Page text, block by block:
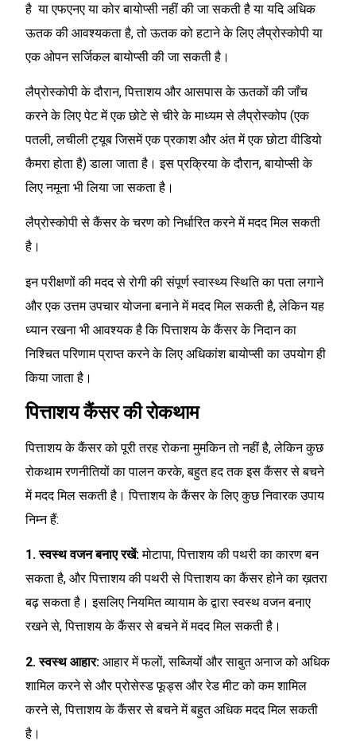
है या एफएनए या कोर बायोप्सी नहीं की जा सकती है या यदि अधिक
ऊतक की आवश्यकता है, तो ऊतक को हटाने के लिए लैप्रोस्कोपी या
एक ओपन सर्जिकल बायोप्सी की जा सकती है।
लैप्रोस्कोपी के दौरान, पित्ताशय और आसपास के ऊतकों की जाँच
करने के लिए पेट में एक छोटे से चीरे के माध्यम से लैप्रोस्कोप (एक
पतली, लचीली ट्यूब जिसमें एक प्रकाश और अंत में एक छोटा वीडियो
कैमरा होता है) डाला जाता है। इस प्रक्रिया के दौरान, बायोप्सी के
लिए नमूना भी लिया जा सकता है।
लैप्रोस्कोपी से कैंसर के चरण को निर्धारित करने में मदद मिल सकती
है।
इन परीक्षणों की मदद से रोगी की संपूर्ण स्वास्थ्य स्थिति का पता लगाने
और एक उत्तम उपचार योजना बनाने में मदद मिल सकती है, लेकिन यह
ध्यान रखना भी आवश्यक है कि पित्ताशय के कैंसर के निदान का
निश्चित परिणाम प्राप्त करने के लिए अधिकांश बायोप्सी का उपयोग ही
किया जाता है।
पित्ताशय कैंसर की रोकथाम
पित्ताशय के कैंसर को पूरी तरह रोकना मुमकिन तो नहीं है, लेकिन कुछ
रोकथाम रणनीतियों का पालन करके, बहुत हद तक इस कैंसर से बचने
में मदद मिल सकती है। पित्ताशय के कैंसर के लिए कुछ निवारक उपाय
निम्न हैं:
1. स्वस्थ वजन बनाए रखें:मोटापा, पित्ताशय की पथरी का कारण बन
सकता है, और पित्ताशय की पथरी से पित्ताशय का कैंसर होने का ख़तरा
बढ़ सकता है। इसलिए नियमित व्यायाम के द्वारा स्वस्थ वजन बनाए
रखने से, पित्ताशय के कैंसर से बचने में मदद मिल सकती है।
2. स्वस्थ आहार: आहार में फलों, सब्जियों और साबुत अनाज को अधिक
शामिल करने से और प्रोसेस्ड फूड्स और रेड मीट को कम शामिल
करने से, पित्ताशय के कैंसर से बचने में बहुत अधिक मदद मिल सकती
है।